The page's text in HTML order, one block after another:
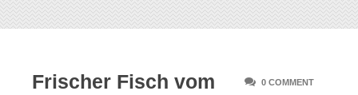
0 COMMENT
Frischer Fisch vom